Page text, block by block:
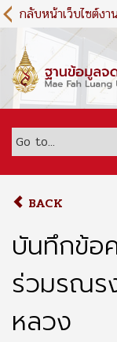
S
k
m
c
กลับหน้าเว็บไซต์งา
BACK
บันทึกข้อ
ร่วมรณร
หลวง